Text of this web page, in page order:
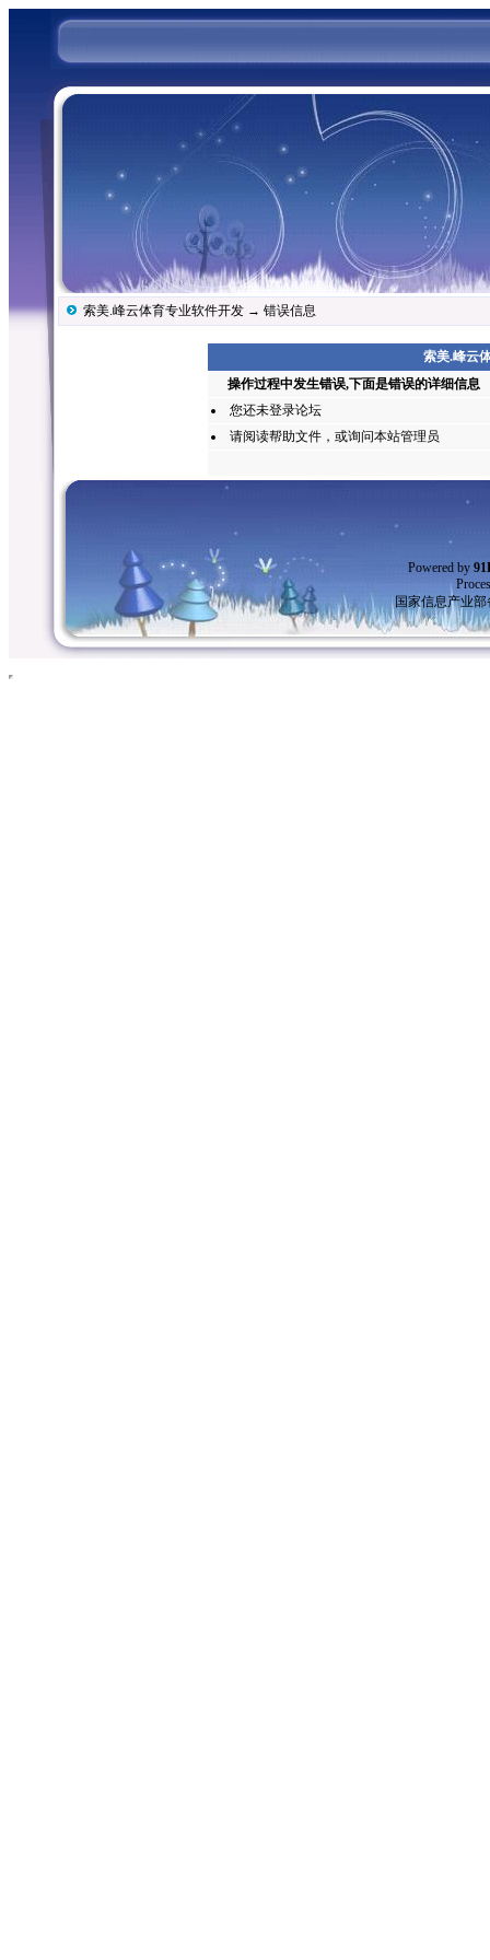
索美.峰云体育专业软件开发 → 错误信息
索美.峰云
操作过程中发生错误,下面是错误的详细信息
您还未登录论坛
请阅读帮助文件，或询问本站管理员
Powered by
国家信息产业部